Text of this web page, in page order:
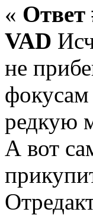
« Ответ
VAD
не
фокусам
редкую
А вот